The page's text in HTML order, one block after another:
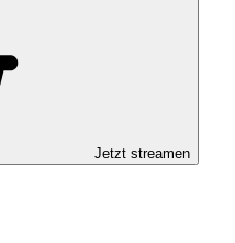
Jetzt streamen